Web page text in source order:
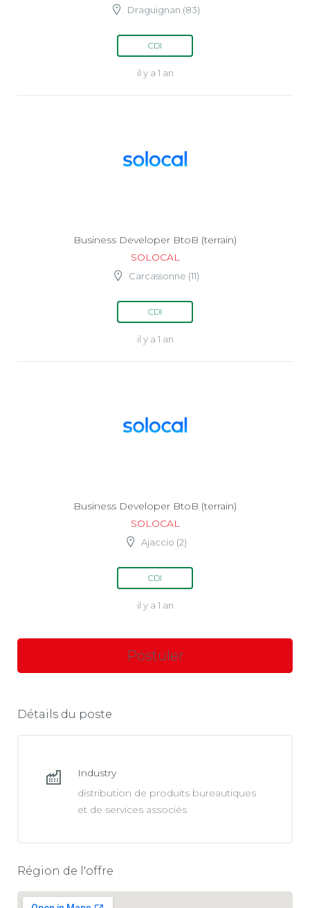
Draguignan (83)
CDI
il y a 1 an
Business Developer BtoB (terrain)
SOLOCAL
Carcassonne (11)
CDI
il y a 1 an
Business Developer BtoB (terrain)
SOLOCAL
Ajaccio (2)
CDI
il y a 1 an
Détails du poste
Industry
distribution de produits bureautiques
et de services associés
Région de l'offre